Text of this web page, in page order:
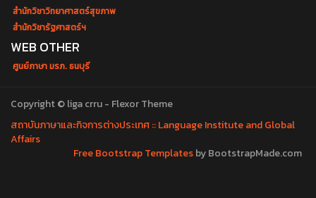
สำนักวิชาวิทยาศาสตร์สุขภาพ
สำนักวิชารัฐศาสตร์ฯ
WEB OTHER
ศูนย์ภาษา มรภ. ธนบุรี
Copyright © liga crru - Flexor Theme
สถาบันภาษาและกิจการต่างประเทศ :: Language Institute and Global
Affairs
Free Bootstrap Templatesby BootstrapMade.com